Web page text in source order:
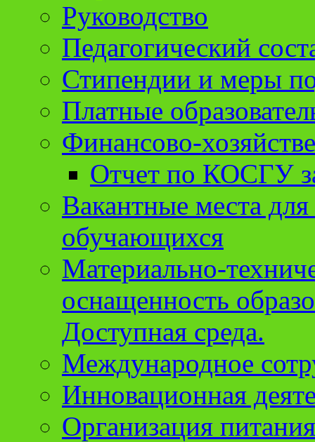
Руководство
Педагогический
Стипендии и меры
Платные
Финансово-
Отчет по КОСГУ
Вакантные места
обучающихся
Материально-
оснащенность
Доступная среда.
Международное
Инновационная
Организация